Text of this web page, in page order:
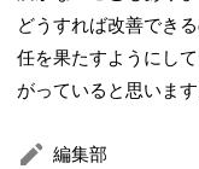
どうすれば改善でき
任を果たすようにし
がっていると思います
編集部